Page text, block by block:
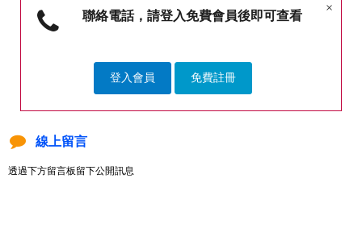
×
聯絡電話，請登入免費會員後即可查看
登入會員 免費註冊
線上留言
透過下方留言板留下公開訊息